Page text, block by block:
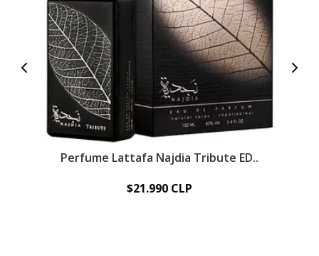
Perfume Lattafa Najdia Tribute ED..
$21.990 CLP